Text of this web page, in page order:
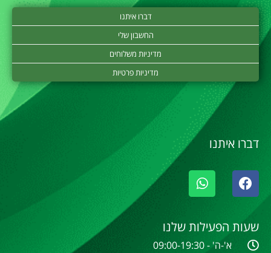
דברו איתנו
החשבון שלי
מדיניות משלוחים
מדיניות פרטיות
דברו איתנו
שעות הפעילות שלנו
א'-ה' - 09:00-19:30